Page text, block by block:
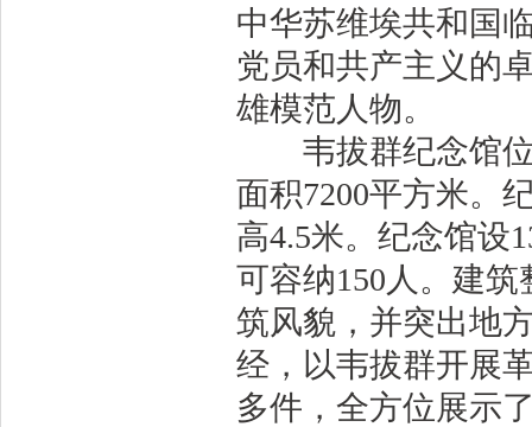
中华苏维埃共和国
党员和共产主义的
雄模范人物。
韦拔群纪念馆位
面积7200平方米。
高4.5米。纪念馆设
可容纳150人。建
筑风貌，并突出地
经，以韦拔群开展
多件，全方位展示